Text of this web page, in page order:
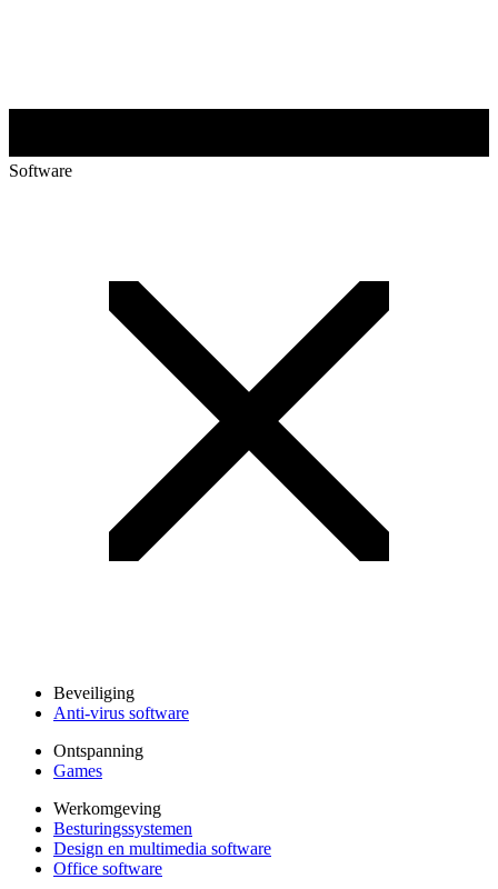
Software
Beveiliging
Anti-virus software
Ontspanning
Games
Werkomgeving
Besturingssystemen
Design en multimedia software
Office software